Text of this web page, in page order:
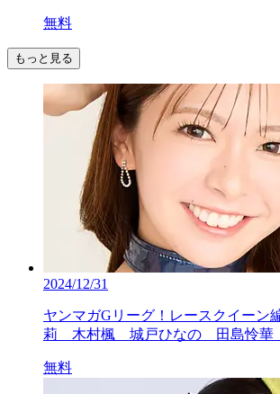
無料
もっと見る
2024/12/31
ヤンマガGリーグ！レースクイー
莉 木村楓 城戸ひなの 田島怜華【
無料